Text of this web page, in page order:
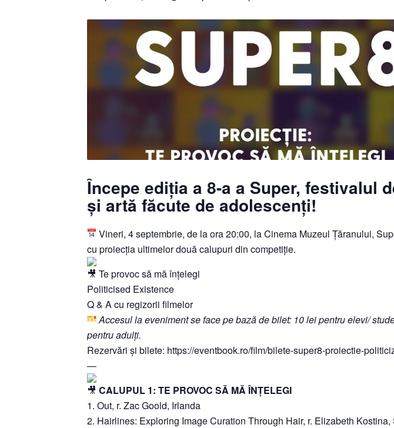
Începe ediția a 8-a a Super, festivalul
și artă făcute de adolescenți!
Vineri, 4 septembrie, de la ora 20:00, la Cinema Muzeul Țăranului,
cu proiecția ultimelor două calupuri din competiție.
Te provoc să mă înțelegi
Politicised Existence
Q & A cu regizorii filmelor
Accesul la eveniment se face pe bază de bilet: 10 lei pentru elevi/
pentru adulți.
Rezervări și bilete: https://eventbook.ro/film/bilete-super8-proiectie-
—
CALUPUL 1: TE PROVOC SĂ MĂ ÎNȚELEGI
1. Out, r. Zac Goold, Irlanda
2. Hairlines: Exploring Image Curation Through Hair, r. Elizabeth Kostina,